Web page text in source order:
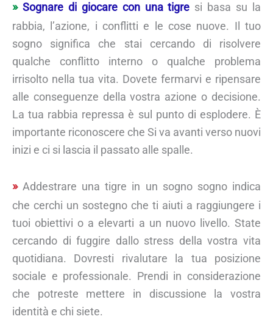
Sognare di giocare con una tigre si basa su la
rabbia, l’azione, i conflitti e le cose nuove. Il tuo
sogno significa che stai cercando di risolvere
qualche conflitto interno o qualche problema
irrisolto nella tua vita. Dovete fermarvi e ripensare
alle conseguenze della vostra azione o decisione.
La tua rabbia repressa è sul punto di esplodere. È
importante riconoscere che Si va avanti verso nuovi
inizi e ci si lascia il passato alle spalle.
Addestrare una tigre in un sogno sogno indica
che cerchi un sostegno che ti aiuti a raggiungere i
tuoi obiettivi o a elevarti a un nuovo livello. State
cercando di fuggire dallo stress della vostra vita
quotidiana. Dovresti rivalutare la tua posizione
sociale e professionale. Prendi in considerazione
che potreste mettere in discussione la vostra
identità e chi siete.